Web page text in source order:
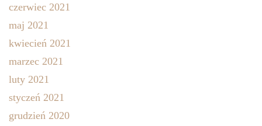
czerwiec 2021
maj 2021
kwiecień 2021
marzec 2021
luty 2021
styczeń 2021
grudzień 2020